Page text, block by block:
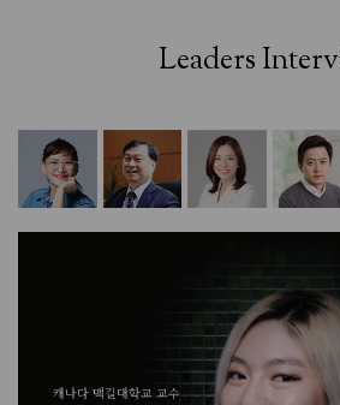
Leaders
캐나다 맥길대학교 교수
한국과학기술
이화여자대학교 교수
캐나다 맥길대학교 교수